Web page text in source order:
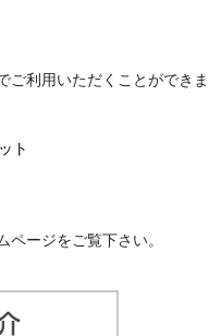
利用いただくことができま
ト
ージをご覧下さい。